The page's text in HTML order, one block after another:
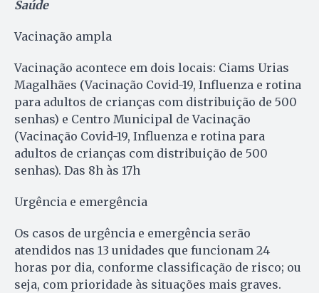
Saúde
Vacinação ampla
Vacinação acontece em dois locais: Ciams Urias
Magalhães (Vacinação Covid-19, Influenza e rotina
para adultos de crianças com distribuição de 500
senhas) e Centro Municipal de Vacinação
(Vacinação Covid-19, Influenza e rotina para
adultos de crianças com distribuição de 500
senhas). Das 8h às 17h
Urgência e emergência
Os casos de urgência e emergência serão
atendidos nas 13 unidades que funcionam 24
horas por dia, conforme classificação de risco; ou
seja, com prioridade às situações mais graves.